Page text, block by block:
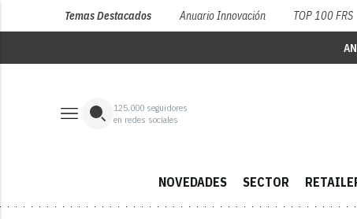
Temas Destacados Anuario Innovación TOP 100 FRS
125,000 seguidores
en redes sociales
NOVEDADES SECTOR